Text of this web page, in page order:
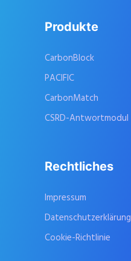
Produkte
CarbonBlock
PACIFIC
CarbonMatch
CSRD-Antwortmodul
Rechtliches
Impressum
Datenschutzerklärung
Cookie-Richtlinie